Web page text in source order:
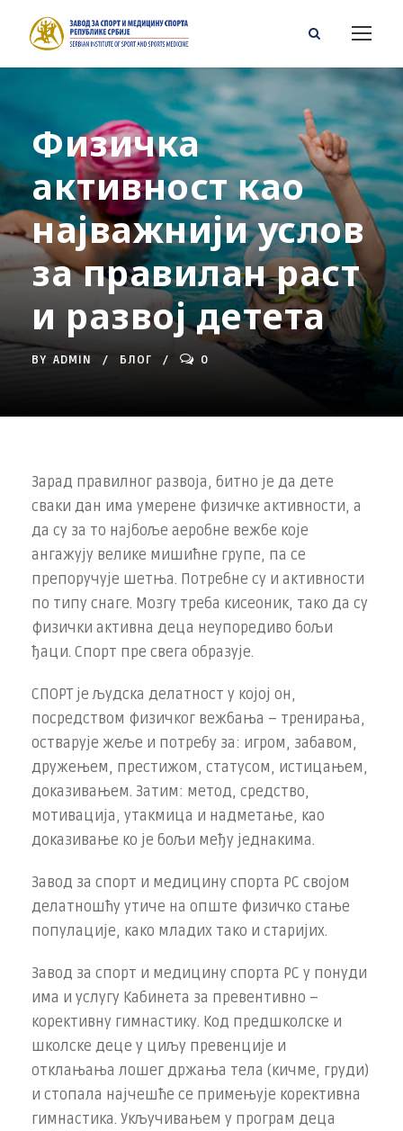
Физичка
активност као
најважнији услов
за правилан раст
и развој детета
BY ADMIN БЛОГ 0
Зарад правилног развоја, битно је да дете
сваки дан има умерене физичке активности, а
да су за то најбоље аеробне вежбе које
ангажују велике мишићне групе, па се
препоручује шетња. Потребне су и активности
по типу снаге. Мозгу треба кисеоник, тако да су
физички активна деца неупоредиво бољи
ђаци. Спорт пре свега образује.
СПОРТ је људска делатност у којој он,
посредством физичког вежбања – тренирања,
остварује жеље и потребу за: игром, забавом,
дружењем, престижом, статусом, истицањем,
доказивањем. Затим: метод, средство,
мотивација, утакмица и надметање, као
доказивање ко је бољи међу једнакима.
Завод за спорт и медицину спорта РС својом
делатношћу утиче на опште физичко стање
популације, како младих тако и старијих.
Завод за спорт и медицину спорта РС у понуди
има и услугу Кабинета за превентивно –
корективну гимнастику. Код предшколске и
школске деце у циљу превенције и
отклањања лошег држања тела (кичме, груди)
и стопала најчешће се примењује корективна
гимнастика. Укључивањем у програм деца